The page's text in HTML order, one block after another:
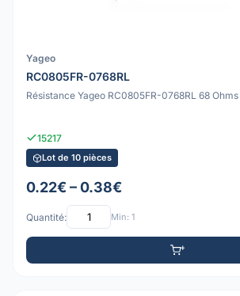
Yageo
RC0805FR-0768RL
Résistance Yageo RC0805FR-0768RL 68 Ohms
15217
Lot de 10 pièces
0.22€ – 0.38€
Quantité: Min: 1